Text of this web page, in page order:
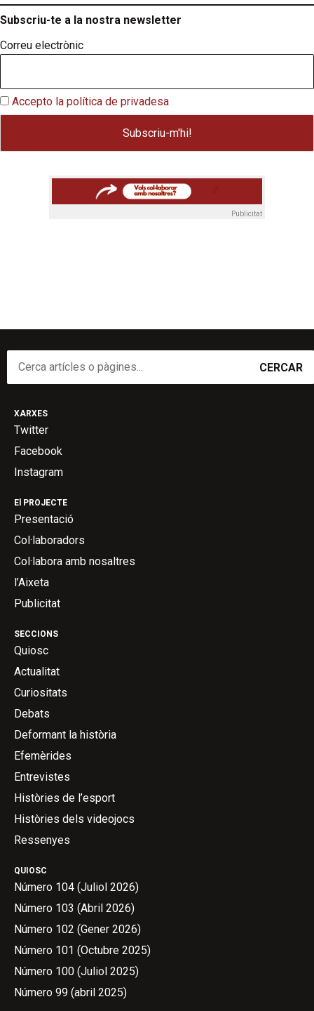
Subscriu-te a la nostra newsletter
Correu electrònic
Accepto la política de privadesa
Publicitat
CERCAR
QUIOSC
Número 104 (Juliol 2026)
Número 103 (Abril 2026)
Número 102 (Gener 2026)
Número 101 (Octubre 2025)
Número 100 (Juliol 2025)
Número 99 (abril 2025)
SECCIONS
Quiosc
Actualitat
Curiositats
Debats
Deformant la història
Efemèrides
Entrevistes
Històries de l’esport
Històries dels videojocs
Ressenyes
El PROJECTE
Presentació
Col·laboradors
Col·labora amb nosaltres
l’Aixeta
Publicitat
XARXES
Twitter
Facebook
Instagram